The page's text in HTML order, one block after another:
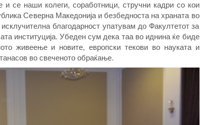
се наши колеги, соработници, стручни кадри со кои
Северна Македонија и безбедноста на храната во
благодарност упатувам до Факултетот за
институција. Убеден сум дека таа во иднина ќе биде
живеење и новите, европски текови во науката и
во свеченото обраќање.